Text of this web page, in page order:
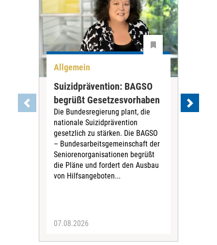
Allgemein
Suizidprävention: BAGSO
begrüßt Gesetzesvorhaben
Die Bundesregierung plant, die
nationale Suizidprävention
gesetzlich zu stärken. Die BAGSO
– Bundesarbeitsgemeinschaft der
Seniorenorganisationen begrüßt
die Pläne und fordert den Ausbau
von Hilfsangeboten...
07.08.2026